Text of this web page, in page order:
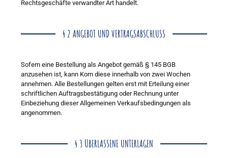
Rechtsgeschäfte verwandter Art handelt.
§ 2 ANGEBOT UND VERTRAGSABSCHLUSS
Sofern eine Bestellung als Angebot gemäß § 145 BGB
anzusehen ist, kann Korn diese innerhalb von zwei Wochen
annehmen. Alle Bestellungen gelten erst mit Erteilung einer
schriftlichen Auftragsbestätigung oder Rechnung unter
Einbeziehung dieser Allgemeinen Verkaufsbedingungen als
angenommen.
§ 3 ÜBERLASSENE UNTERLAGEN